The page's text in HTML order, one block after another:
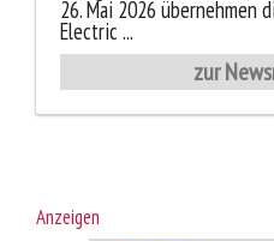
26. Mai 2026 übernehmen
Electric ...
zur
Anzeigen